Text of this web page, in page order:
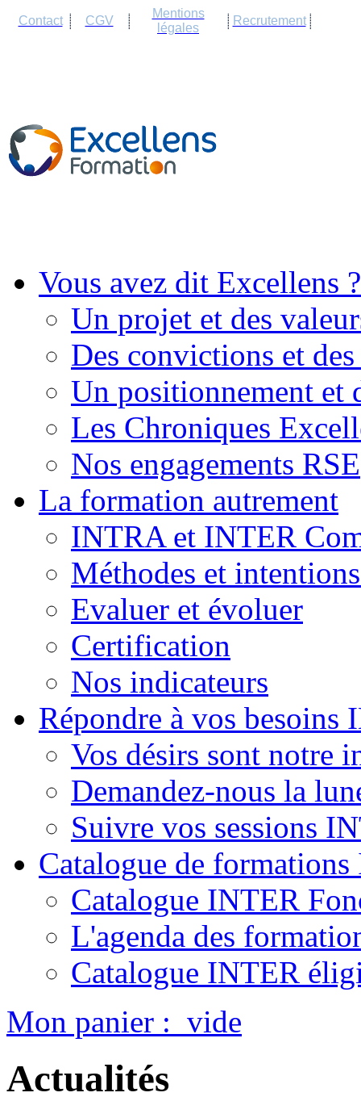
Contact CGV
Mentions
légales
Recrutement
Vous avez dit Excellens ?
Un projet et des
Des convictions et des
Un positionnement et
Les Chroniques
Nos engagements RSE
La formation autrement
INTRA et INTER
Méthodes et
Evaluer et évoluer
Certification
Nos indicateurs
Répondre à vos besoins
Vos désirs sont notre
Demandez-nous la
Suivre vos sessions
Catalogue de
Catalogue INTER
L'agenda des
Catalogue INTER
Mon panier : vide
Actualités